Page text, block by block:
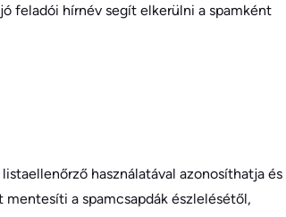
feladói hírnév segít elkerülni a spamként
használatával azonosíthatja és
a spamcsapdák észlelésétől,